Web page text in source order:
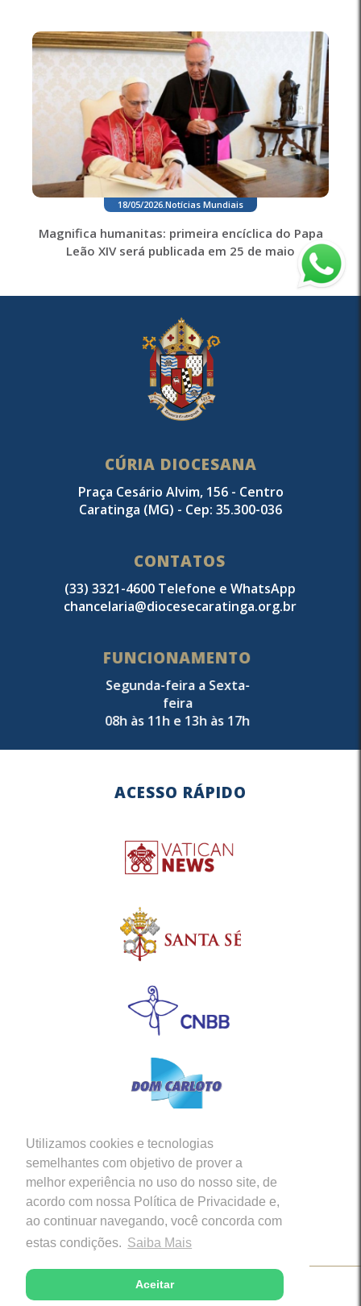
Utilizamos cookies e tecnologias
semelhantes com objetivo de prover a
melhor experiência no uso do nosso site, de
acordo com nossa Política de Privacidade e,
ao continuar navegando, você concorda com
estas condições. Saiba Mais
Aceitar
18/05/2026.Notícias Mundiais
Magnifica humanitas: primeira encíclica do Papa
Leão XIV será publicada em 25 de maio
CÚRIA DIOCESANA
Praça Cesário Alvim, 156 - Centro
Caratinga (MG) - Cep: 35.300-036
CONTATOS
(33) 3321-4600 Telefone e WhatsApp
chancelaria@diocesecaratinga.org.br
FUNCIONAMENTO
Segunda-feira a Sexta-
feira
08h às 11h e 13h às 17h
ACESSO RÁPIDO
Siga-nos em nossas Redes Sociais
Copyright © 2026 - Diocese de Caratinga (MG)